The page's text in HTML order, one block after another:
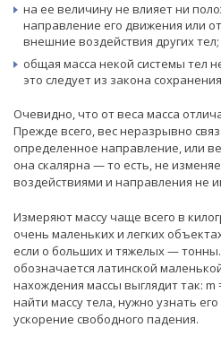
на ее величину не влияет ни
направление его движения или
внешние воздействия других тел;
общая масса некой системы тел
это следует из закона
Очевидно, что от веса масса
Прежде всего, вес неразрывно
определенное направление, или
она скалярна — то есть, не
воздействиями и направления не
Измеряют массу чаще всего в
очень маленьких и легких
если о больших и тяжелых —
обозначается латинской
нахождения массы выглядит так:
найти массу тела, нужно узнать
ускорение свободного падения.